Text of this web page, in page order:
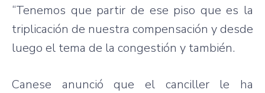
“Tenemos que partir de ese piso que es la
triplicación de nuestra compensación y desde
luego el tema de la congestión y también.
Canese anunció que el canciller le ha